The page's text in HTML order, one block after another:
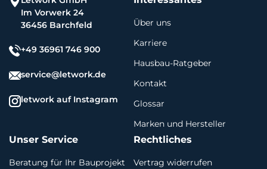
Im Vorwerk 24
36456 Barchfeld
+49 36961 746 900
service@letwork.de
letwork auf Instagram
Über uns
Karriere
Hausbau-Ratgeber
Kontakt
Glossar
Marken und Hersteller
Unser Service
Beratung für Ihr Bauprojekt
Rechtliches
Vertrag widerrufen